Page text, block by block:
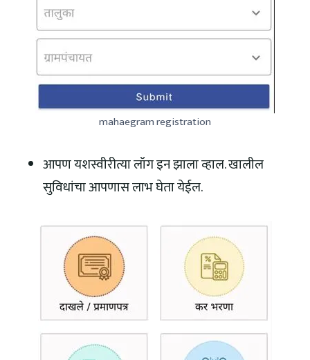
mahaegram registration
आपण यशस्वीरीत्या लॉग इन झाला व्हाल. खालील
सुविधांचा आपणास लाभ घेता येईल.